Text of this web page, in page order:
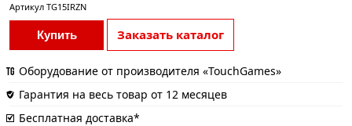
Артикул TG15IRZN
Купить Заказать каталог
Оборудование от производителя «TouchGames»
Гарантия на весь товар от 12 месяцев
Бесплатная доставка*